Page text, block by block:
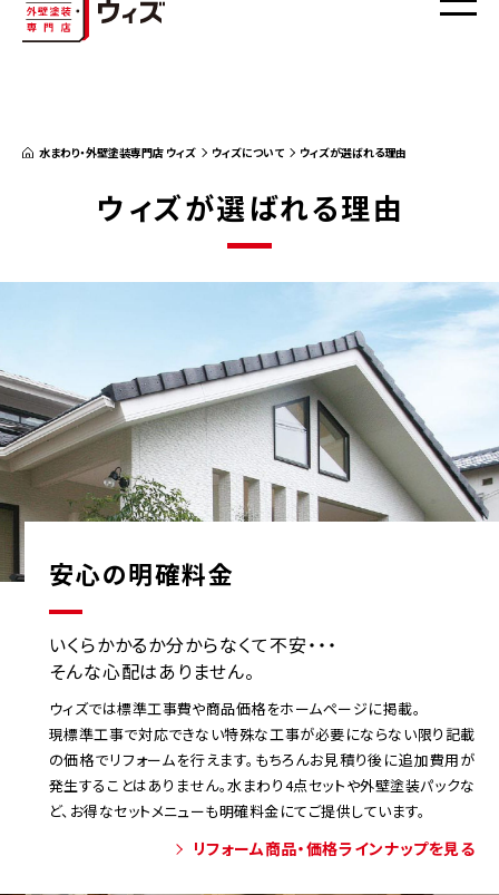
水まわり・外壁塗装専門店 ウィズ ウィズについて ウィズが選ばれる理由
ウィズが選ばれる理由
安心の明確料金
いくらかかるか分からなくて不安・・・
そんな心配はありません。
ウィズでは標準工事費や商品価格をホームページに掲載。
現標準工事で対応できない特殊な工事が必要にならない限り記載
の価格でリフォームを行えます。もちろんお見積り後に追加費用が
発生することはありません。水まわり4点セットや外壁塗装パックな
ど、お得なセットメニューも明確料金にてご提供しています。
リフォーム商品・価格ラインナップを見る